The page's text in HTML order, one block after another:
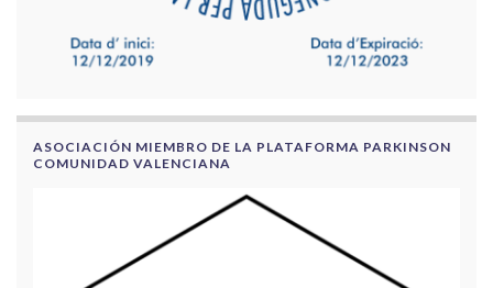
ASOCIACIÓN MIEMBRO DE LA PLATAFORMA PARKINSON
COMUNIDAD VALENCIANA